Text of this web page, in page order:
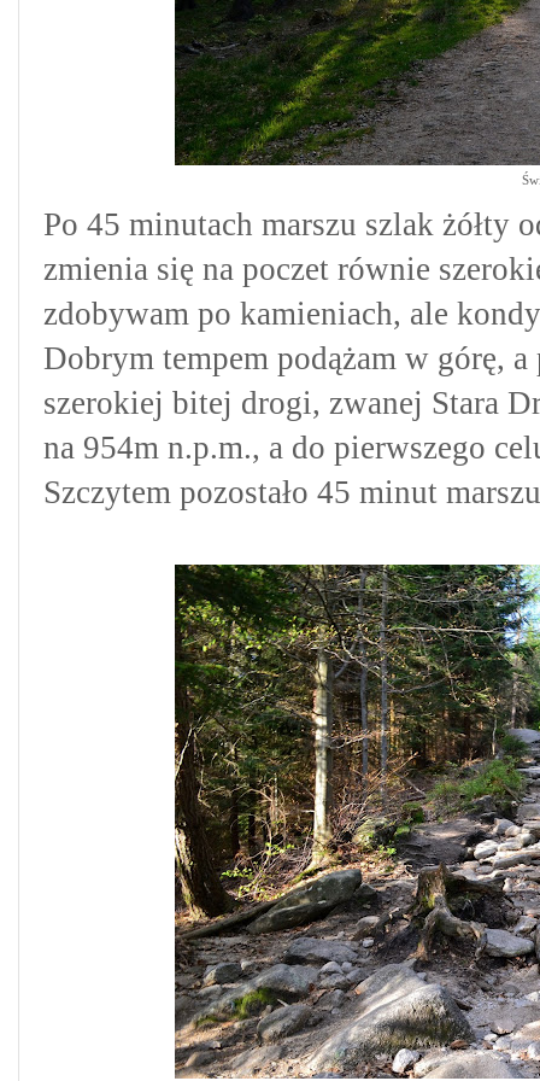
Po 45 minutach marszu szlak żółty
zmienia się na poczet równie
zdobywam po kamieniach, ale
Dobrym tempem podążam w górę,
szerokiej bitej drogi, zwanej Stara
na 954m n.p.m., a do pierwszego
Szczytem pozostało 45 minut